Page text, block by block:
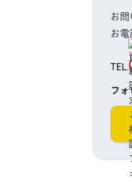
お
お
TEL.
フ